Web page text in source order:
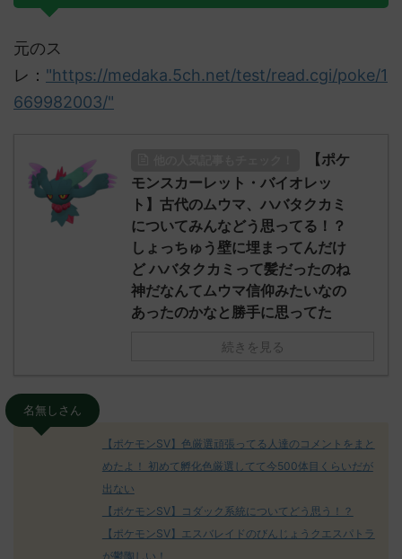
元のス
レ： "https://medaka.5ch.net/test/read.cgi/poke/1
669982003/"
【ポケ
モンスカーレット・バイオレッ
ト】古代のムウマ、ハバタクカミ
についてみんなどう思ってる！？
しょっちゅう壁に埋まってんだけ
ど ハバタクカミって髪だったのね
神だなんてムウマ信仰みたいなの
あったのかなと勝手に思ってた
続きを見る
名無しさん
【ポケモンSV】色厳選頑張ってる人達のコメントをまと
めたよ！ 初めて孵化色厳選してて今500体目くらいだが
出ない
【ポケモンSV】コダック系統についてどう思う！？
【ポケモンSV】エスバレイドのびんじょうクエスパトラ
が鬱陶しい！